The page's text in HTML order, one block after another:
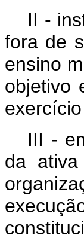
II -
fora de
ensino
objetivo
III -
da